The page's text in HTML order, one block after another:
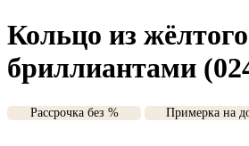
Кольцо из
бриллиантами
Рассрочка без % Примерка на